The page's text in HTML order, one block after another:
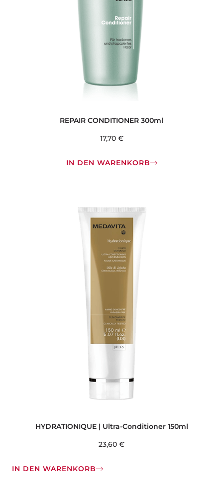
REPAIR CONDITIONER 300ml
17,70 €
IN DEN WARENKORB
HYDRATIONIQUE | Ultra-Conditioner 150ml
23,60 €
IN DEN WARENKORB